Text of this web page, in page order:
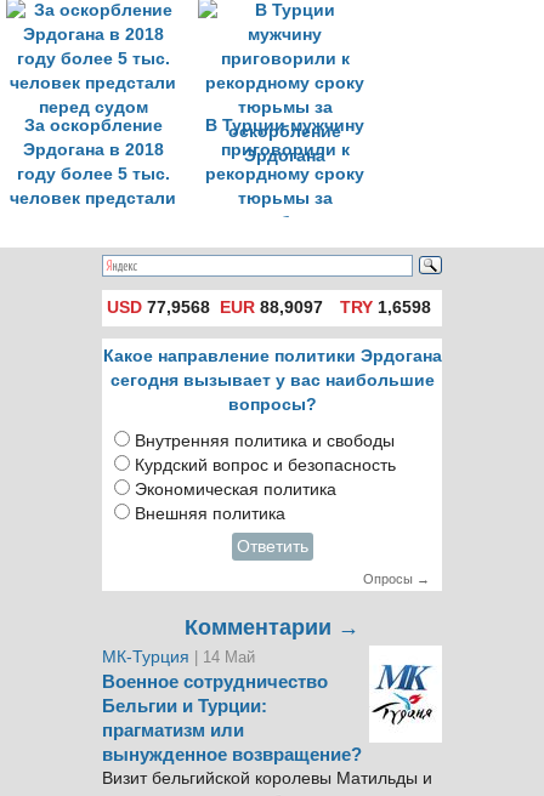
лайка в Facebook президента Турции
За оскорбление
Эрдогана в 2018
году более 5 тыс.
человек предстали
В Турции мужчину
приговорили к
рекордному сроку
тюрьмы за
оскорбление
Эрдогана
USD 77,9568 EUR 88,9097 TRY1,6598
Какое направление политики Эрдогана
сегодня вызывает у вас наибольшие
вопросы?
Внутренняя политика и свободы
Курдский вопрос и безопасность
Экономическая политика
Внешняя политика
Ответить
Опросы →
Комментарии →
МК-Турция | 14 Май
Военное сотрудничество
Бельгии и Турции:
прагматизм или
вынужденное возвращение?
Визит бельгийской королевы Матильды и